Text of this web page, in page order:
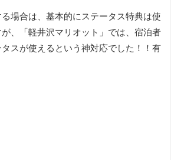
場合は、基本的にステータス特典は使
、「軽井沢マリオット」では、宿泊者
スが使えるという神対応でした！！有